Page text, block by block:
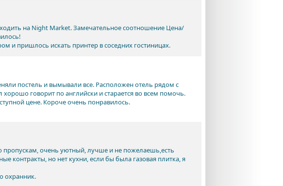
на Night Market. Замечательное соотношение Цена/
и пришлось искать принтер в соседних гостиницах.
постель и вымывали все. Расположен отель рядом с
говорит по английски и старается во всем помочь.
цене. Короче очень понравилось.
пропускам, очень уютный, лучше и не пожелаешь,есть
контракты, но нет кухни, если бы была газовая плитка, я
охранник.